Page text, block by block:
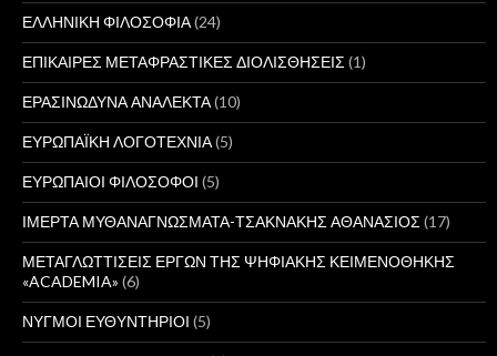
ΕΛΛΗΝΙΚΗ ΦΙΛΟΣΟΦΙΑ(24)
ΕΠΙΚΑΙΡΕΣ ΜΕΤΑΦΡΑΣΤΙΚΕΣ ΔΙΟΛΙΣΘΗΣΕΙΣ (1)
ΕΡΑΣΙΝΩΔΥΝΑ ΑΝΑΛΕΚΤΑ(10)
ΕΥΡΩΠΑΪΚΗ ΛΟΓΟΤΕΧΝΙΑ(5)
ΕΥΡΩΠΑΙΟΙ ΦΙΛΟΣΟΦΟΙ (5)
ΙΜΕΡΤΑ ΜΥΘΑΝΑΓΝΩΣΜΑΤΑ-ΤΣΑΚΝΑΚΗΣ ΑΘΑΝΑΣΙΟΣ (17)
ΜΕΤΑΓΛΩΤΤΙΣΕΙΣ ΕΡΓΩΝ ΤΗΣ ΨΗΦΙΑΚΗΣ ΚΕΙΜΕΝΟΘΗΚΗΣ
«ACADEMIA» (6)
ΝΥΓΜΟΙ ΕΥΘΥΝΤΗΡΙΟΙ (5)